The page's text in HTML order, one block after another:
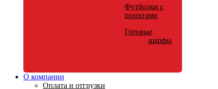
Футболки с
принтами
Готовые
шарфы
О компании
Оплата и отгрузки